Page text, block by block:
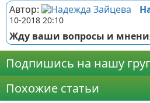
Автор:
10-2018 20:10
Жду ваши вопросы и
Подпишись на нашу
Похожие статьи